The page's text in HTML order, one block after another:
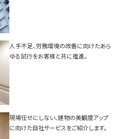
人手不足、労務環境の改善に向けたあら
ゆる試行をお客様と共に推進。
現場任せにしない、建物の美観度アップ
に向けた自社サービスをご紹介します。